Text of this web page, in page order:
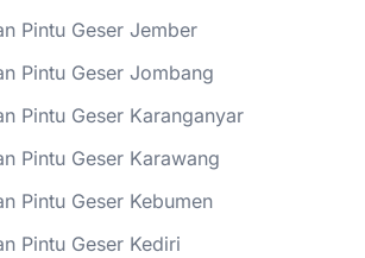
Pintu Geser Jember
Pintu Geser Jombang
Pintu Geser Karanganyar
Pintu Geser Karawang
Pintu Geser Kebumen
Pintu Geser Kediri